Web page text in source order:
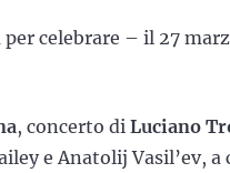
celebrare – il 27
, concerto di Luciano
e Anatolij Vasil’ev, a